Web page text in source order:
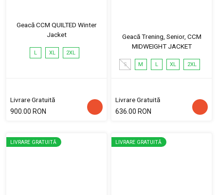
Geacă CCM QUILTED Winter
Jacket
L XL 2XL
Livrare Gratuită
900.00 RON
Geacă Trening, Senior, CCM
MIDWEIGHT JACKET
S M L XL 2XL
Livrare Gratuită
636.00 RON
LIVRARE GRATUITĂ LIVRARE GRATUITĂ